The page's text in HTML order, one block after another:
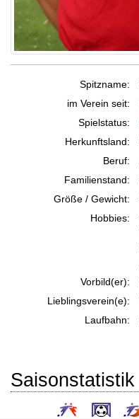
Spitzname:
im Verein seit:
Spielstatus:
Herkunftsland:
Beruf:
Familienstand:
Größe / Gewicht:
Hobbies:
Vorbild(er):
Lieblingsverein(e):
Laufbahn:
Saisonstatistik